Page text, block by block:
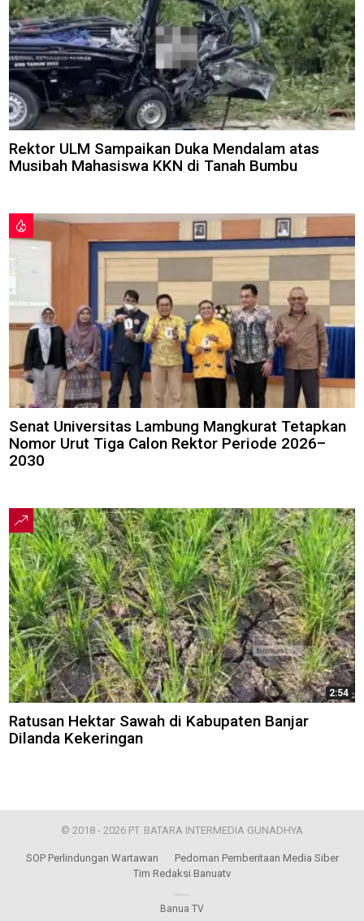
Rektor ULM Sampaikan Duka Mendalam atas
Musibah Mahasiswa KKN di Tanah Bumbu
Senat Universitas Lambung Mangkurat Tetapkan
Nomor Urut Tiga Calon Rektor Periode 2026–
2030
2:54
Ratusan Hektar Sawah di Kabupaten Banjar
Dilanda Kekeringan
© 2018 - 2026 PT. BATARA INTERMEDIA GUNADHYA
SOP Perlindungan Wartawan
Pedoman Pemberitaan Media Siber
Tim Redaksi Banuatv
Banua TV